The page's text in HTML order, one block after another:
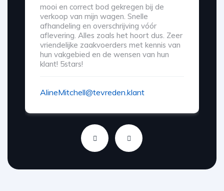
mooi en correct bod gekregen bij de
verkoop van mijn wagen. Snelle
afhandeling en overschrijving vóór
aflevering. Alles zoals het hoort dus. Zeer
vriendelijke zaakvoerders met kennis van
hun vakgebied en de wensen van hun
klant! 5stars!
AlineMitchell@tevreden.klant